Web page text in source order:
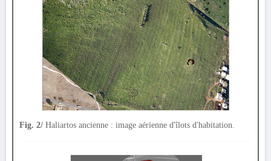
Fig. 2/ Haliartos ancienne : image aérienne d'îlots d'habitation.